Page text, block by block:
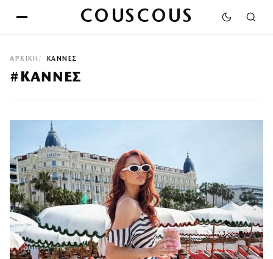
COUSCOUS
ΑΡΧΙΚΉ ΚΑΝΝΕΣ
#ΚΑΝΝΕΣ